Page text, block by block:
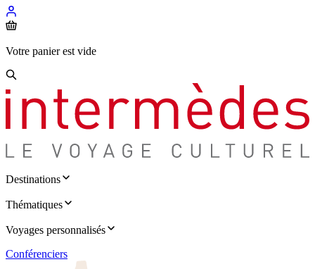
Votre panier est vide
Destinations
Thématiques
Voyages personnalisés
Conférenciers